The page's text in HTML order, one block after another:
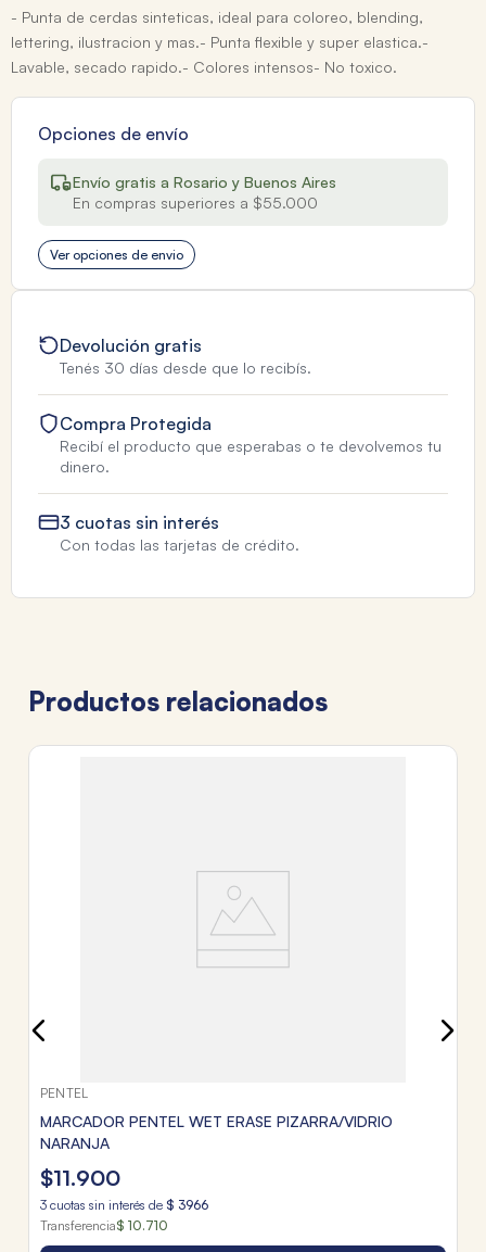
- Punta de cerdas sinteticas, ideal para coloreo, blending,
lettering, ilustracion y mas.- Punta flexible y super elastica.-
Lavable, secado rapido.- Colores intensos- No toxico.
Opciones de envío
Envío gratis a Rosario y Buenos Aires
En compras superiores a $55.000
Ver opciones de envio
Devolución gratis
Tenés 30 días desde que lo recibís.
Compra Protegida
Recibí el producto que esperabas o te devolvemos tu
dinero.
3 cuotas sin interés
Con todas las tarjetas de crédito.
Productos relacionados
PENTEL
MARCADOR PENTEL WET ERASE PIZARRA/VIDRIO
NARANJA
$11.900
3 cuotas sin interés de $ 3966
Transferencia$ 10.710